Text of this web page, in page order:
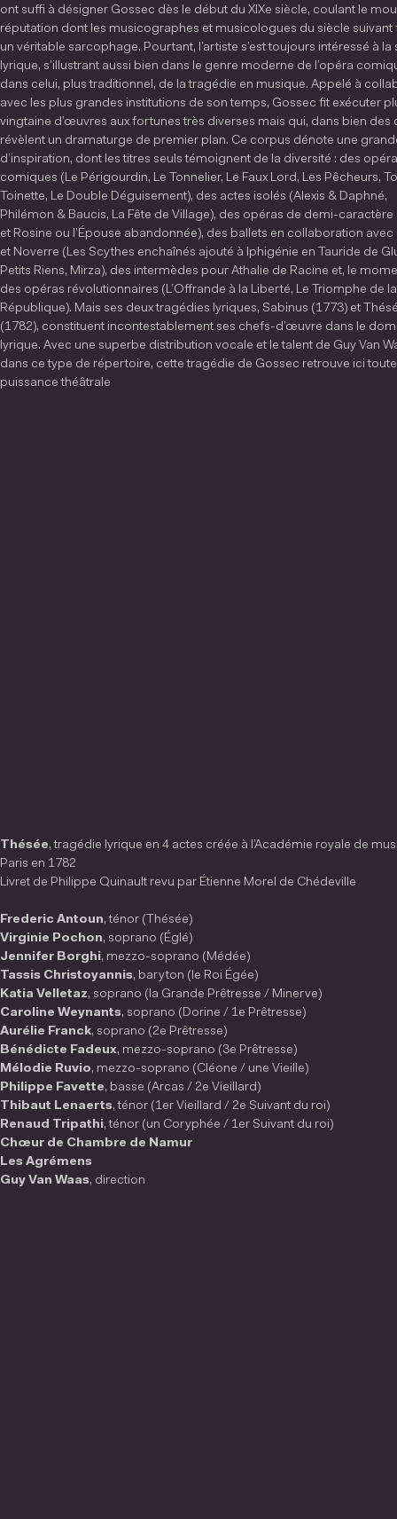
ont suffi à désigner Gossec dès le début du XIXe siècle, coulant le
réputation dont les musicographes et musicologues du siècle suivant
un véritable sarcophage. Pourtant, l’artiste s’est toujours intéressé à la
lyrique, s’illustrant aussi bien dans le genre moderne de l’opéra
dans celui, plus traditionnel, de la tragédie en musique. Appelé à
avec les plus grandes institutions de son temps, Gossec fit exécuter
vingtaine d’œuvres aux fortunes très diverses mais qui, dans bien des
révèlent un dramaturge de premier plan. Ce corpus dénote une
d’inspiration, dont les titres seuls témoignent de la diversité : des
comiques (Le Périgourdin, Le Tonnelier, Le Faux Lord, Les Pêcheurs,
Toinette, Le Double Déguisement), des actes isolés (Alexis & Daphné,
Philémon & Baucis, La Fête de Village), des opéras de demi-caractère
et Rosine ou l’Épouse abandonnée), des ballets en collaboration avec
et Noverre (Les Scythes enchaînés ajouté à Iphigénie en Tauride de
Petits Riens, Mirza), des intermèdes pour Athalie de Racine et, le
des opéras révolutionnaires (L’Offrande à la Liberté, Le Triomphe de la
République). Mais ses deux tragédies lyriques, Sabinus (1773) et
(1782), constituent incontestablement ses chefs-d’œuvre dans le
lyrique. Avec une superbe distribution vocale et le talent de Guy Van
dans ce type de répertoire, cette tragédie de Gossec retrouve ici
puissance théâtrale
Thésée, tragédie lyrique en 4 actes créée à l’Académie royale de
Paris en 1782
Livret de Philippe Quinault revu par Étienne Morel de Chédeville
Frederic Antoun, ténor (Thésée)
Virginie Pochon, soprano (Églé)
Jennifer Borghi, mezzo-soprano (Médée)
Tassis Christoyannis, baryton (le Roi Égée)
Katia Velletaz, soprano (la Grande Prêtresse / Minerve)
Caroline Weynants, soprano (Dorine / 1e Prêtresse)
Aurélie Franck, soprano (2e Prêtresse)
Bénédicte Fadeux, mezzo-soprano (3e Prêtresse)
Mélodie Ruvio, mezzo-soprano (Cléone / une Vieille)
Philippe Favette, basse (Arcas / 2e Vieillard)
Thibaut Lenaerts, ténor (1er Vieillard / 2e Suivant du roi)
Renaud Tripathi, ténor (un Coryphée / 1er Suivant du roi)
Chœur de Chambre de Namur
Les Agrémens
Guy Van Waas, direction